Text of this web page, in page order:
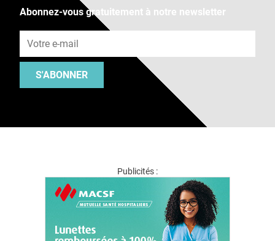
Abonnez-vous gratuitement à notre newsletter
S'ABONNER
Publicités :